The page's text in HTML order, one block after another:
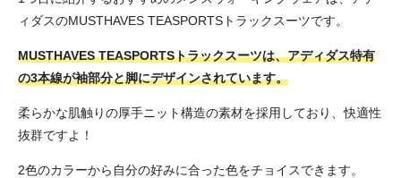
ィダスのMUSTHAVES TEASPORTSトラックスーツです。
MUSTHAVES TEASPORTSトラックスーツは、アディダス特有
の3本線が袖部分と脚にデザインされています。
柔らかな肌触りの厚手ニット構造の素材を採用しており、快適性
抜群ですよ！
2色のカラーから自分の好みに合った色をチョイスできます。